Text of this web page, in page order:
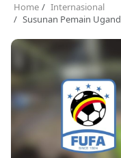
Home
Internasional
Susunan Pemain